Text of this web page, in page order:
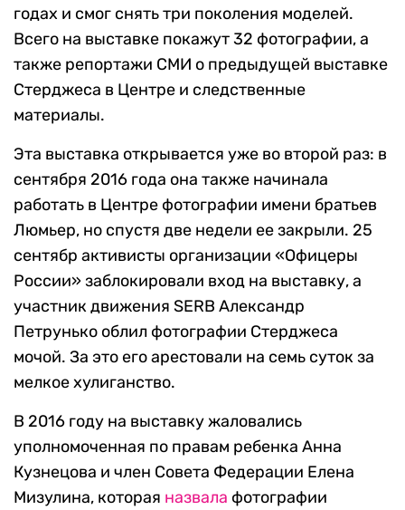
годах и смог снять три поколения моделей.
Всего на выставке покажут 32 фотографии, а
также репортажи СМИ о предыдущей выставке
Стерджеса в Центре и следственные
материалы.
Эта выставка открывается уже во второй раз: в
сентября 2016 года она также начинала
работать в Центре фотографии имени братьев
Люмьер, но спустя две недели ее закрыли. 25
сентябр активисты организации «Офицеры
России» заблокировали вход на выставку, а
участник движения SERB Александр
Петрунько облил фотографии Стерджеса
мочой. За это его арестовали на семь суток за
мелкое хулиганство.
В 2016 году на выставку жаловались
уполномоченная по правам ребенка Анна
Кузнецова и член Совета Федерации Елена
Мизулина, которая назвала фотографии